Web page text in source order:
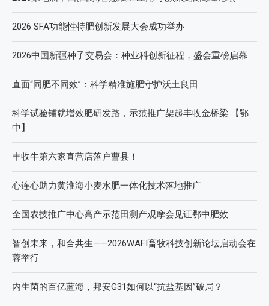
2026 SFA功能性特肥创新发展大会成功举办
2026中国新疆种子交易会：种业科创新征程，盛会重磅启幕
直面“同肥不同效”：科学精准施肥守护沃土良田
科学试验铺就增效肥研发路，示范推广架起丰收金桥梁 【鄂
中】
丰收牛第六家直营店落户曹县！
心连心助力黄淮海小麦水肥一体化技术落地推广
全国农技推广中心高产示范田测产观摩会见证鄂中肥效
智创未来，和合共生——2026WAFI畜牧科技创新论坛启动会在
蓉举行
内生菌的百亿蓝海，邦安G31如何以“抗盐基因”破局？